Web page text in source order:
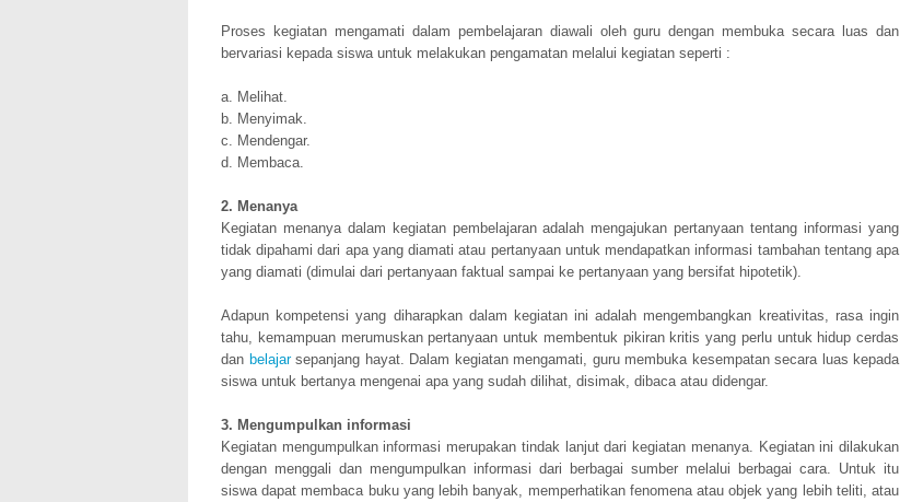
Proses kegiatan mengamati dalam pembelajaran diawali oleh guru dengan membuka secara luas dan
bervariasi kepada siswa untuk melakukan pengamatan melalui kegiatan seperti :
a. Melihat.
b. Menyimak.
c. Mendengar.
d. Membaca.
2. Menanya
Kegiatan menanya dalam kegiatan pembelajaran adalah mengajukan pertanyaan tentang informasi yang
tidak dipahami dari apa yang diamati atau pertanyaan untuk mendapatkan informasi tambahan tentang apa
yang diamati (dimulai dari pertanyaan faktual sampai ke pertanyaan yang bersifat hipotetik).
Adapun kompetensi yang diharapkan dalam kegiatan ini adalah mengembangkan kreativitas, rasa ingin
tahu, kemampuan merumuskan pertanyaan untuk membentuk pikiran kritis yang perlu untuk hidup cerdas
dan belajarsepanjang hayat. Dalam kegiatan mengamati, guru membuka kesempatan secara luas kepada
siswa untuk bertanya mengenai apa yang sudah dilihat, disimak, dibaca atau didengar.
3. Mengumpulkan informasi
Kegiatan mengumpulkan informasi merupakan tindak lanjut dari kegiatan menanya. Kegiatan ini dilakukan
dengan menggali dan mengumpulkan informasi dari berbagai sumber melalui berbagai cara. Untuk itu
siswa dapat membaca buku yang lebih banyak, memperhatikan fenomena atau objek yang lebih teliti, atau